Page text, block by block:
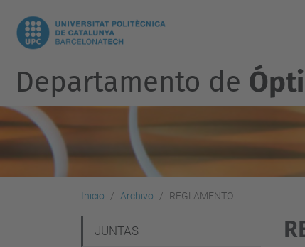
Departamento de
Inicio Archivo REGLAMENTO
JUNTAS